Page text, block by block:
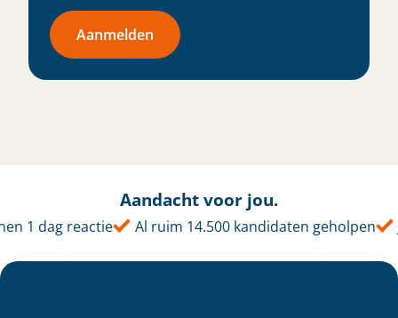
Aanmelden
Aandacht voor jou.
1 dag reactie Al ruim 14.500 kandidaten geholpen